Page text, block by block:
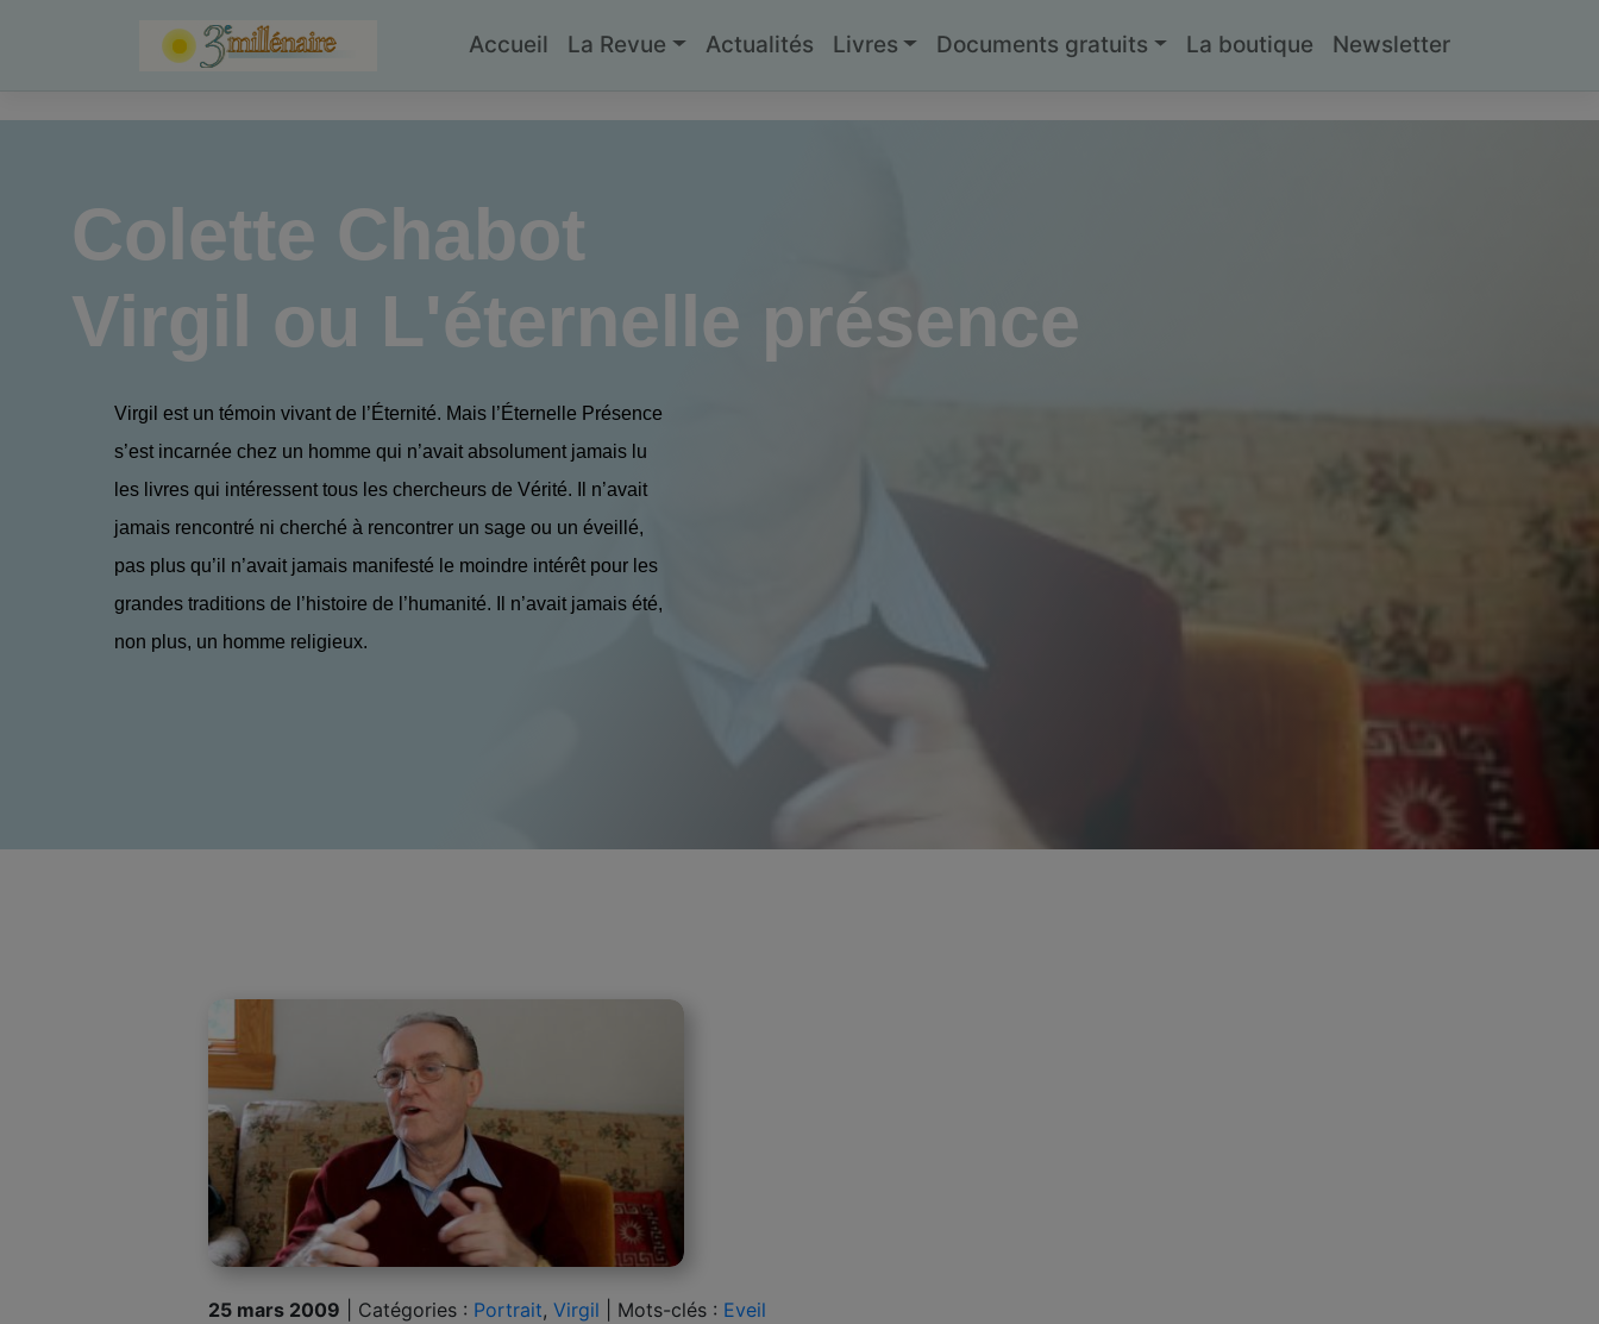
Accueil La Revue Actualités Livres Documents gratuits La boutique Newsletter
Colette Chabot
Virgil ou L'éternelle présence
Virgil est un témoin vivant de l’Éternité. Mais l’Éternelle Présence
s’est incarnée chez un homme qui n’avait absolument jamais lu
les livres qui intéressent tous les chercheurs de Vérité. Il n’avait
jamais rencontré ni cherché à rencontrer un sage ou un éveillé,
pas plus qu’il n’avait jamais manifesté le moindre intérêt pour les
grandes traditions de l’histoire de l’humanité. Il n’avait jamais été,
non plus, un homme religieux.
25 mars 2009 Catégories : Portrait, Virgil Mots-clés : Eveil